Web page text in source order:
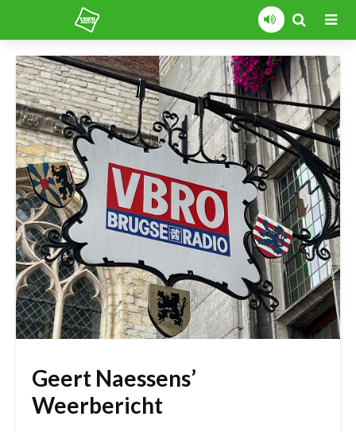
Geert Naessens’
Weerbericht